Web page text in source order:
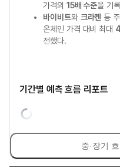
가격의 15배 수준을 기
바이비트와 크라켄 등
온체인 가격 대비 최대
전했다.
기간별 예측 흐름 리포트
중·장기